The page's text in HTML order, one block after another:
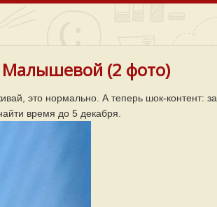
Малышевой (2 фото)
это нормально. А теперь шок-контент: за
время до 5 декабря.